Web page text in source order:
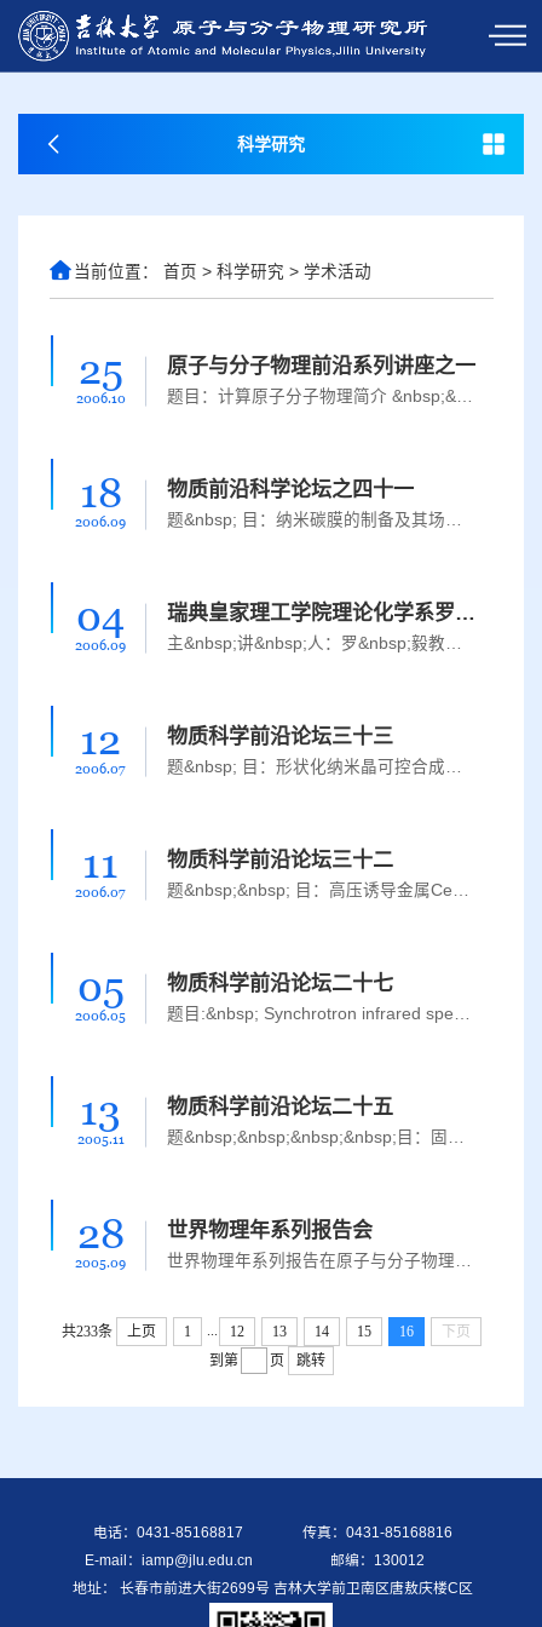
科学研究
当前位置： 首页 > 科学研究 > 学术活动
25
2006.10
原子与分子物理前沿系列讲座之一
题目：计算原子分子物理简介 &nbsp;&nbsp;&nbsp;报告人：吉林大学原子与分子物理研究所博士生导师：刘学深博士 &nbsp;&nbsp;&nbsp;时间：2006年10月26日星期四下午1：30 &nbsp;&nbsp;&nbsp;地点：&nbsp;&nbsp;&nbsp;...
18
2006.09
物质前沿科学论坛之四十一
题&nbsp; 目：纳米碳膜的制备及其场发射特性研究 &nbsp;&nbsp; 报告人：日本大阪大学&nbsp; 王佳宇&nbsp; 博士&nbsp;&nbsp; 地&nbsp; 点：前卫南区理科实验楼c区6楼报告厅&nbsp;&nbsp; 时&nbsp; 间：2006年9月21日 星...
04
2006.09
瑞典皇家理工学院理论化学系罗毅教授专题讲座
主&nbsp;讲&nbsp;人：罗&nbsp;毅教授&nbsp;&nbsp;瑞典皇家理工学院理论化学系 &nbsp;&nbsp;&nbsp;&nbsp;&nbsp;&nbsp;&nbsp;&nbsp;&nbsp;&nbsp;&nbsp;&nbsp;&nbsp;中国科技大学合肥微尺度物质科学国家实验室（筹）&nb...
12
2006.07
物质科学前沿论坛三十三
题&nbsp; 目：形状化纳米晶可控合成、组装与性能&nbsp;&nbsp; 报告人：南京大学配位化学国家重点实验室 徐正 教授&nbsp;&nbsp; 地&nbsp; 点：前卫南区理科实验楼c区6楼报告厅&nbsp;&nbsp; 时&nbsp; 间：2006年7月13日...
11
2006.07
物质科学前沿论坛三十二
题&nbsp;&nbsp; 目：高压诱导金属Ce的超导电性 报告人：九州大学理学研究院 大桥政司 博士 地&nbsp;&nbsp; 点：前卫南区理科实验楼c区6楼报告厅 时 &nbsp;间：2006年7月11日 星期三 下午16：00 &nbsp;&nbsp;&nbsp;&n...
05
2006.05
物质科学前沿论坛二十七
题目:&nbsp; Synchrotron infrared spectroscopy under extreme conditions 主讲人: 刘振先博士 &nbsp; National Synchrotron Light Source，Brookhaven National Laboratory Geophys Lab, Carnegie Institute of Wa...
13
2005.11
物质科学前沿论坛二十五
题&nbsp;&nbsp;&nbsp;&nbsp;目：固体材料表面物理化学研究 报&nbsp;告&nbsp;人：湘潭大学材料与光电物理学院 &nbsp;&nbsp;&nbsp;&nbsp;&nbsp;&nbsp;&nbsp;&nbsp;&nbsp;&nbsp;&nbsp;&nbsp;&nbsp;&nbsp;唐壁玉教授 &nb...
28
2005.09
世界物理年系列报告会
世界物理年系列报告在原子与分子物理研究所拉开序幕&nbsp;&nbsp;&nbsp;&nbsp;&nbsp;&nbsp;9月28日晚由原子与分子物理研究所、超硬材料国家重点实验室、吉林省物理学会联合举办的世界物理年系列报告会在南区理化楼C区...
共233条 上页 1 ... 12 13 14 15 16
下页
到第
页 跳转
电话：0431-85168817
传真：0431-85168816
E-mail：iamp@jlu.edu.cn
邮编：130012
地址： 长春市前进大街2699号 吉林大学前卫南区唐敖庆楼C区